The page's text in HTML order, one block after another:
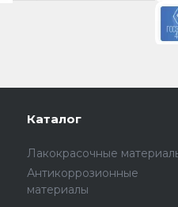
Каталог
Лакокрасочные
Антикоррозионные
материалы